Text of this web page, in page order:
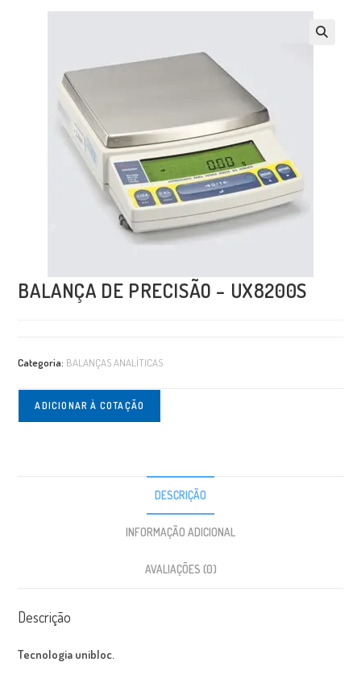
BALANÇA DE PRECISÃO – UX8200S
Categoria: BALANÇAS ANALÍTICAS
ADICIONAR À COTAÇÃO
DESCRIÇÃO
INFORMAÇÃO ADICIONAL
AVALIAÇÕES (0)
Descrição
Tecnologia unibloc.